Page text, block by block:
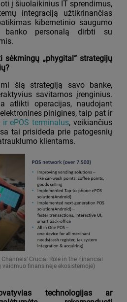
į šiuolaikinius IT sprendimus,
integraciją užtikrinančias
kibernetinio saugumo
banko personalą dirbti su
sėkmingų „phygital“ strategijų
šią strategiją savo banke,
savitarnos įrenginius.
atlikti operacijas, naudojant
pinigines, taip pat ir
ir ePOS terminalus, veikiančius
tai prisideda prie patogesnių
klientams.
Crucial Role in the Financial
vaidmuo finansinėje ekosistemoje)
technologijas ar